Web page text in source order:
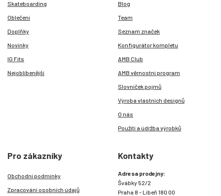
Skateboarding
Oblečení
Doplňky
Novinky
IG Fits
Nejoblíbenější
Blog
Team
Seznam značek
Konfigurátor kompletu
AMB Club
AMB věrnostní program
Slovníček pojmů
Výroba vlastních designů
O nás
Použití a údržba výrobků
Pro zákazníky
Obchodní podmínky
Zpracování osobních údajů
Kontakty
Adresa prodejny:
Švábky 52/2
Praha 8 - Libeň 180 00